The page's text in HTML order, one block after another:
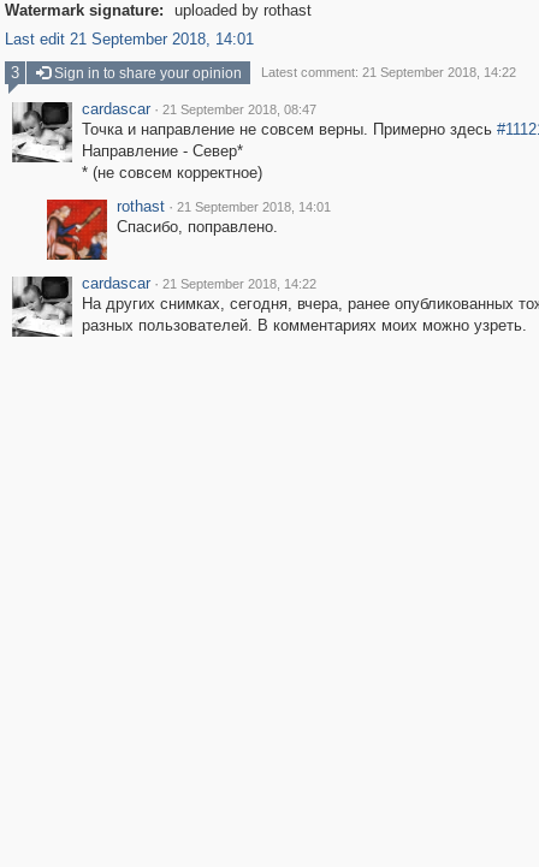
Watermark signature:
uploaded by rothast
Last edit 21 September 2018, 14:01
3
Sign in to share your opinion Latest comment: 21 September 2018, 14:22
cardascar · 21 September 2018, 08:47
Точка и направление не совсем верны. Примерно здесь
Направление - Север*
* (не совсем корректное)
rothast · 21 September 2018, 14:01
Спасибо, поправлено.
cardascar · 21 September 2018, 14:22
На других снимках, сегодня, вчера, ранее опубликованных
разных пользователей. В комментариях моих можно узреть.